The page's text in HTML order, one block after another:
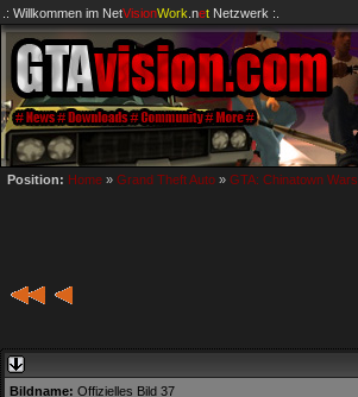
.: Willkommen im NetVisionWork .netNetzwerk :.
Position: Home » Grand Theft Auto » GTA: Chinatown Wars
Bildname: Offizielles Bild 37